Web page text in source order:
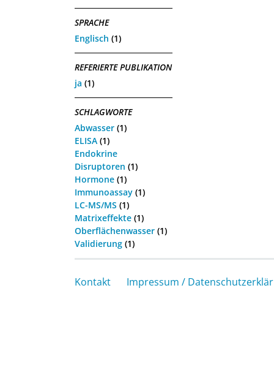
SPRACHE
Englisch (1)
REFERIERTE PUBLIKATION
ja (1)
SCHLAGWORTE
Abwasser (1)
ELISA (1)
Endokrine
Disruptoren (1)
Hormone (1)
Immunoassay (1)
LC-MS/MS (1)
Matrixeffekte (1)
Oberflächenwasser (1)
Validierung (1)
Kontakt Impressum /